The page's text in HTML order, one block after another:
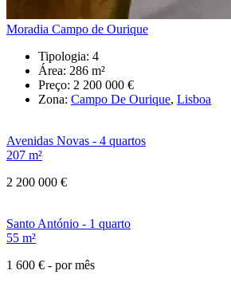
Moradia Campo de Ourique
Tipologia: 4
Área: 286 m²
Preço: 2 200 000 €
Zona: Campo De Ourique, Lisboa
Avenidas Novas - 4 quartos
207 m²
2 200 000 €
Santo António - 1 quarto
55 m²
1 600 € - por mês